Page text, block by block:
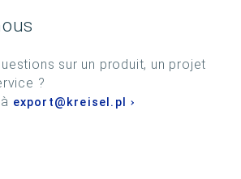
sur un produit, un projet
?
export@kreisel.pl